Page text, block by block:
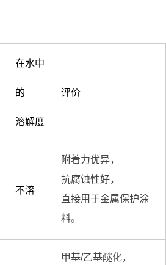
在水中
的
溶解度
评价
不溶
附着力优异，
抗腐蚀性好，
直接用于金属保护涂
料。
甲基/乙基醚化，